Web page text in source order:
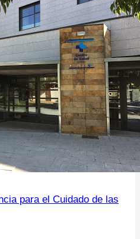
para el Cuidado de las